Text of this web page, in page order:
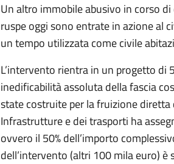
Un altro immobile abusivo in corso
ruspe oggi sono entrate in azione al
un tempo utilizzata come civile
L’intervento rientra in un progetto di
inedificabilità assoluta della fascia
state costruite per la fruizione
Infrastrutture e dei trasporti ha
ovvero il 50% dell’importo
dell’intervento (altri 100 mila euro)